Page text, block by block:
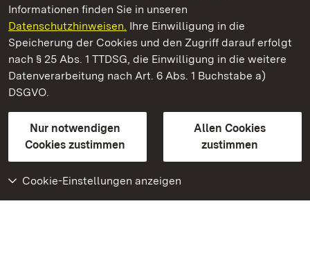
Informationen finden Sie in unseren
Datenschutzhinweisen. Ihre Einwilligung in die
Speicherung der Cookies und den Zugriff darauf erfolgt
nach § 25 Abs. 1 TTDSG, die Einwilligung in die weitere
Datenverarbeitung nach Art. 6 Abs. 1 Buchstabe a)
DSGVO.
Nur notwendigen
Cookies zustimmen
Allen Cookies
zustimmen
Cookie-Einstellungen anzeigen
Staatliche Schlösser und Gärten Baden‑Württemberg
Staatliche Schlösser und Gärten Baden-Württemberg
Kontakt
GebärdenspracheLeichte Sprache
Erklärung zur Barrierefreiheit
BITV-konform (geprüfte Seiten)
Weiteres